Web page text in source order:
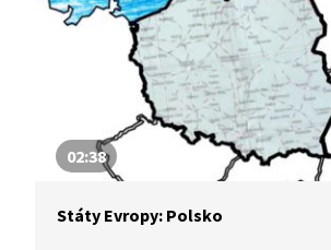
02:38
Státy Evropy: Polsko